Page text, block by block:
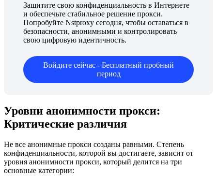
Защитите свою конфиденциальность в Интернете
и обеспечьте стабильное решение прокси.
Попробуйте Nstproxy сегодня, чтобы оставаться в
безопасности, анонимными и контролировать
свою цифровую идентичность.
Войдите сейчас - Бесплатный пробный
период
Уровни анонимности прокси:
Критические различия
Не все анонимные прокси созданы равными. Степень
конфиденциальности, которой вы достигаете, зависит от
уровня анонимности прокси, который делится на три
основные категории: